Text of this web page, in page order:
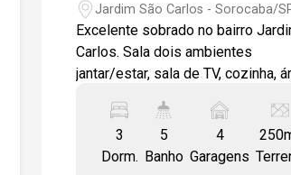
Jardim São Carlos - Sorocaba/
Excelente sobrado no bairro
Carlos. Sala dois ambientes
jantar/estar, sala de TV, cozinha,
closet e varanda, espaço gourmet ,
sauna, despensa, banheiro área
piscina. 4 vagas de garagem
3
Dorm.
5
Banho
4
Garagens